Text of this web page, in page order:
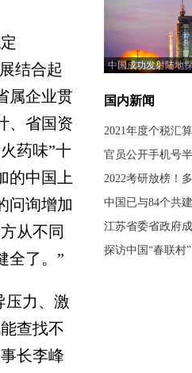
结合起
属企业贯
、省国资
药味”十
的中国上
问询增加
从不同
全了。”
力、激
查找不
长李峰
中国成功发射陆地
国内新闻
2021年度个税汇
官员公开手机号
2022考研放榜！
中国已与84个共
江苏省委省政府
探访中国“春联村